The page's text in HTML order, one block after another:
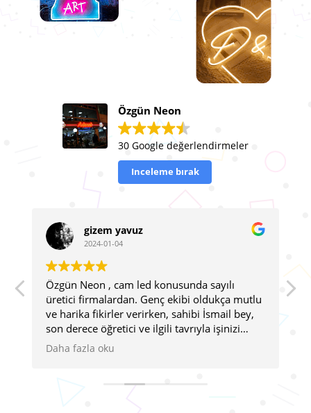
Özgün Neon
30 Google değerlendirmeler
Inceleme bırak
gizem yavuz
2024-01-04
Özgün Neon , cam led konusunda sayılı
üretici firmalardan. Genç ekibi oldukça mutlu
ve harika fikirler verirken, sahibi İsmail bey,
son derece öğretici ve ilgili tavrıyla işinizi
şansa bırakmamanızı sağlıyor. Göründüğü
Seçim konusunda da sonsuz danışmanlık
Daha fazla oku